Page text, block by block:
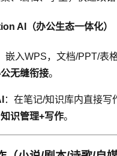
AI（办公生态一体化）
嵌入WPS，文档/PPT/表
无缝衔接。
：在笔记/知识库内直接写
知识管理+写作。